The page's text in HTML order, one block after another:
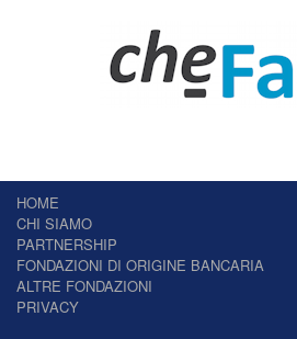
HOME
CHI SIAMO
PARTNERSHIP
FONDAZIONI DI ORIGINE BANCARIA
ALTRE FONDAZIONI
PRIVACY